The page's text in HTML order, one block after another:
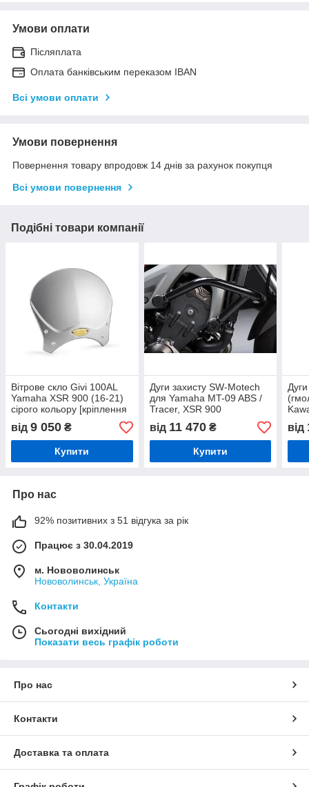
Умови оплати
Післяплата
Оплата банківським переказом IBAN
Всі умови оплати
Умови повернення
Повернення товару впродовж 14 днів за рахунок покупця
Всі умови повернення
Подібні товари компанії
Вітрове скло Givi 100AL
Yamaha XSR 900 (16-21)
сірого кольору [кріплення
в комплекті].
від 9 050 ₴
Купити
Дуги захисту SW-Motech
для Yamaha MT-09 ABS /
Tracer, XSR 900
від 11 470₴
Купити
SE
від
Про нас
92% позитивних з 51 відгука за рік
Працює з 30.04.2019
м. Нововолинськ
Нововолинськ, Україна
Контакти
Сьогодні вихідний
Показати весь графік роботи
Про нас
Контакти
Доставка та оплата